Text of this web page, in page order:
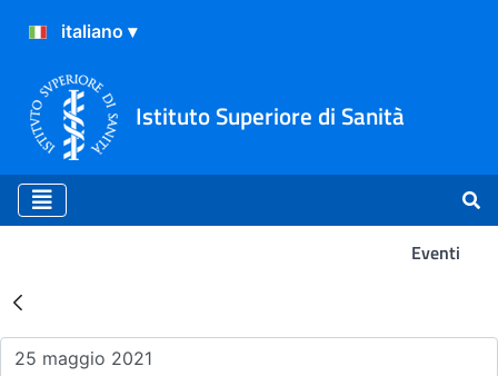
Istituto Superiore di Sanità
Eventi
Risultati della Ricerca -